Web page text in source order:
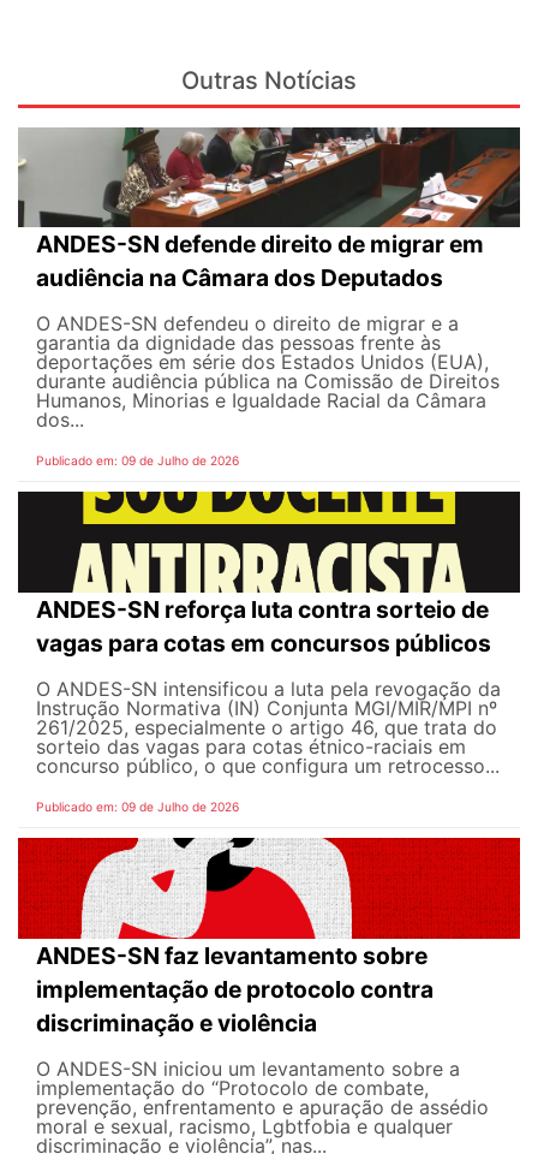
Outras Notícias
ANDES-SN defende direito de migrar em
audiência na Câmara dos Deputados
O ANDES-SN defendeu o direito de migrar e a
garantia da dignidade das pessoas frente às
deportações em série dos Estados Unidos (EUA),
durante audiência pública na Comissão de Direitos
Humanos, Minorias e Igualdade Racial da Câmara
dos...
Publicado em: 09 de Julho de 2026
ANDES-SN reforça luta contra sorteio de
vagas para cotas em concursos públicos
O ANDES-SN intensificou a luta pela revogação da
Instrução Normativa (IN) Conjunta MGI/MIR/MPI nº
261/2025, especialmente o artigo 46, que trata do
sorteio das vagas para cotas étnico-raciais em
concurso público, o que configura um retrocesso...
Publicado em: 09 de Julho de 2026
ANDES-SN faz levantamento sobre
implementação de protocolo contra
discriminação e violência
O ANDES-SN iniciou um levantamento sobre a
implementação do “Protocolo de combate,
prevenção, enfrentamento e apuração de assédio
moral e sexual, racismo, Lgbtfobia e qualquer
discriminação e violência”, nas...